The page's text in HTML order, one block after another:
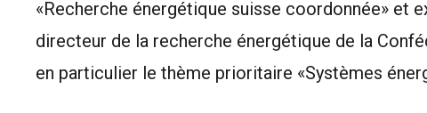
«Recherche énergétique suisse coordonnée» et
directeur de la recherche énergétique de la
en particulier le thème prioritaire «Systèmes